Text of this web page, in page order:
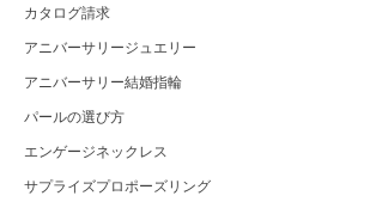
カタログ請求
アニバーサリージュエリー
アニバーサリー結婚指輪
パールの選び方
エンゲージネックレス
サプライズプロポーズリング